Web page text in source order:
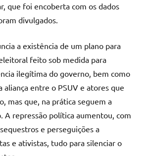
que foi encoberta com os dados
divulgados.
a existência de um plano para
feito sob medida para
ilegítima do governo, bem como
aliança entre o PSUV e atores que
mas que, na prática seguem a
A repressão política aumentou, com
e perseguições a
e ativistas, tudo para silenciar o